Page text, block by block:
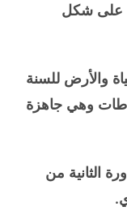
على شكل
والأرض للسنة
وهي جاهزة
الثانية من